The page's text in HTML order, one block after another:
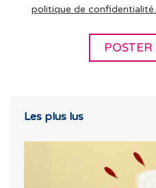
politique de confidentialité.
Les plus lus